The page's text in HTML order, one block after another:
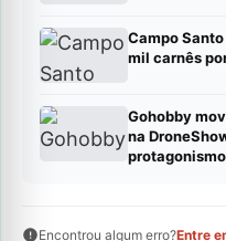
Campo
mil carnês
Gohobby
na
Encontrou algum erro?Entre